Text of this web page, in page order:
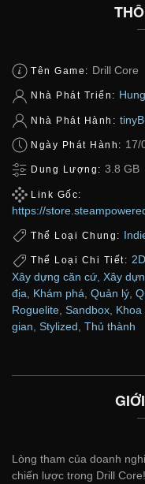
Tên Game: Drill Core
Nhà Phát Triển:
Nhà Phát Hành:
Ngày Phát Hành: 17/
Dung Lượng: 3.8 GB
Link Gốc:
https://
Thể Loại Chung:
Thể Loại Chi Tiết: 2D
Xây dựng căn cứ Xây
địa
Khám phá Quản lý
Roguelite Sandbox
gian Stylized Thủ thành
Lòng tham của doanh
chiến lược trong Drill